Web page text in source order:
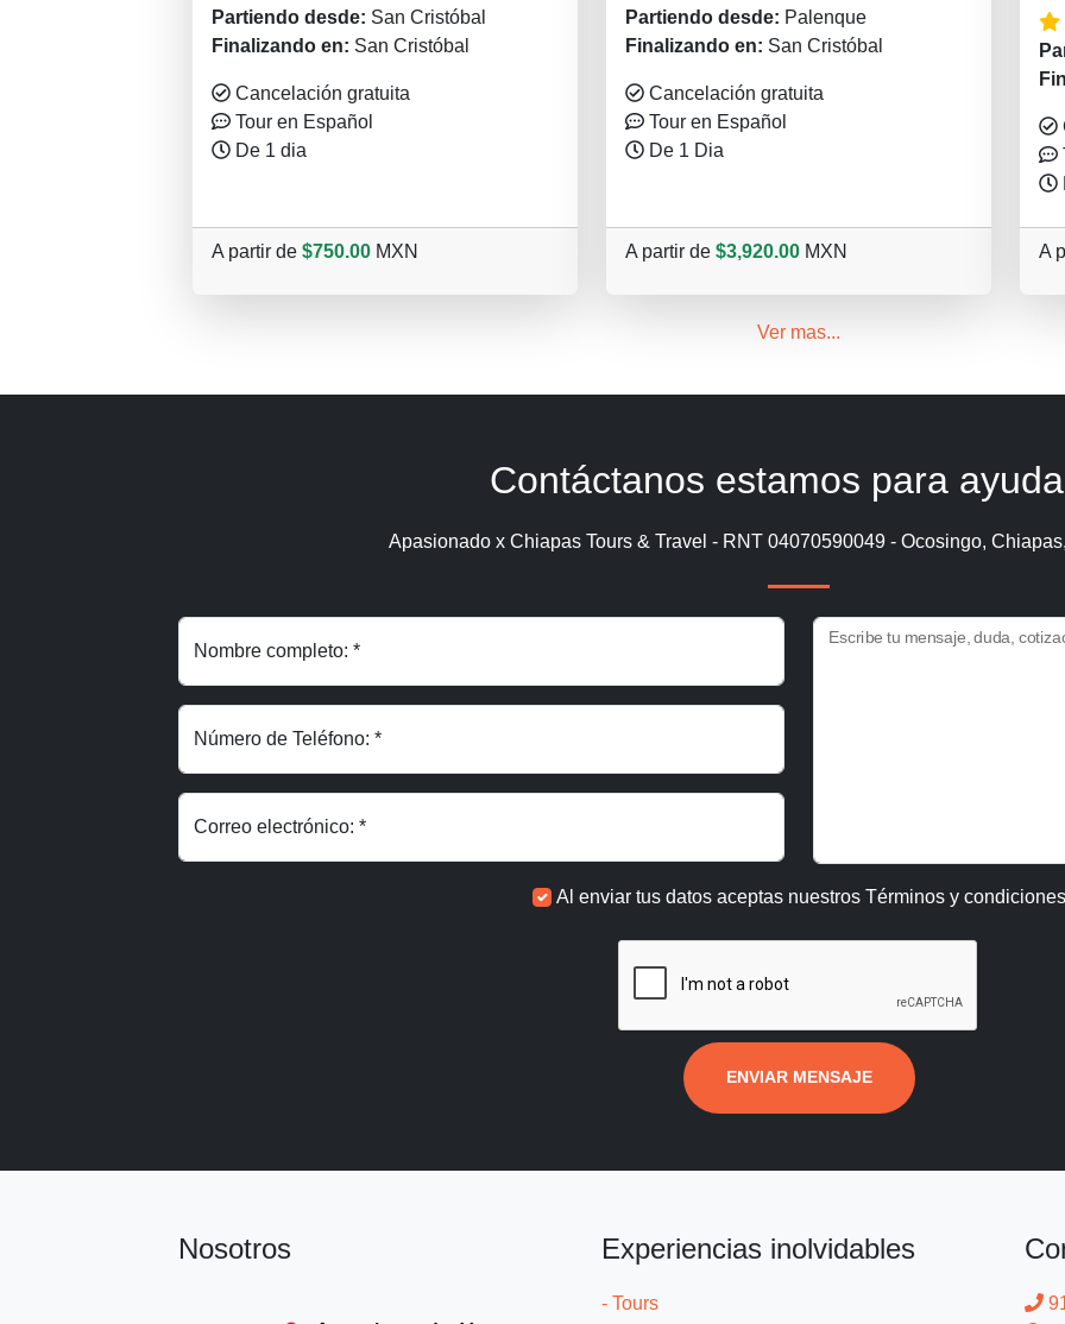
Partiendo desde: San Cristóbal
Finalizando en: San Cristóbal
Cancelación gratuita
Tour en Español
De 1 dia
A partir de $750.00 MXN
Partiendo desde: Palenque
Finalizando en: San Cristóbal
Cancelación gratuita
Tour en Español
De 1 Dia
A partir de $3,920.00 MXN A
Ver mas...
Contáctanos estamos para
Apasionado x Chiapas Tours & Travel - RNT 04070590049 - Ocosingo,
Nombre completo: *
Número de Teléfono: *
Correo electrónico: *
Escribe tu mensaje, duda,
Al enviar tus datos aceptas nuestros Términos y condiciones
ENVIAR MENSAJE
Nosotros Experiencias inolvidables
- Tours